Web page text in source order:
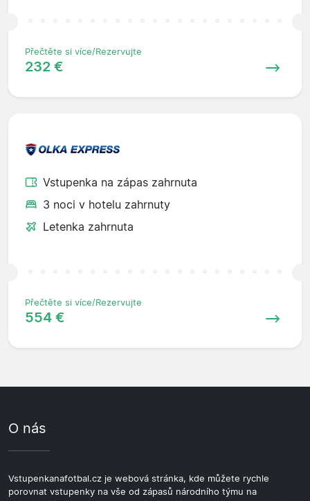
Přečtěte si více/Rezervujte
232 €
Vstupenka na zápas zahrnuta
3 noci v hotelu zahrnuty
Letenka zahrnuta
Přečtěte si více/Rezervujte
554 €
O nás
Vstupenkanafotbal.cz je webová stránka, kde můžete rychle
porovnat vstupenky na vše od zápasů národního týmu na